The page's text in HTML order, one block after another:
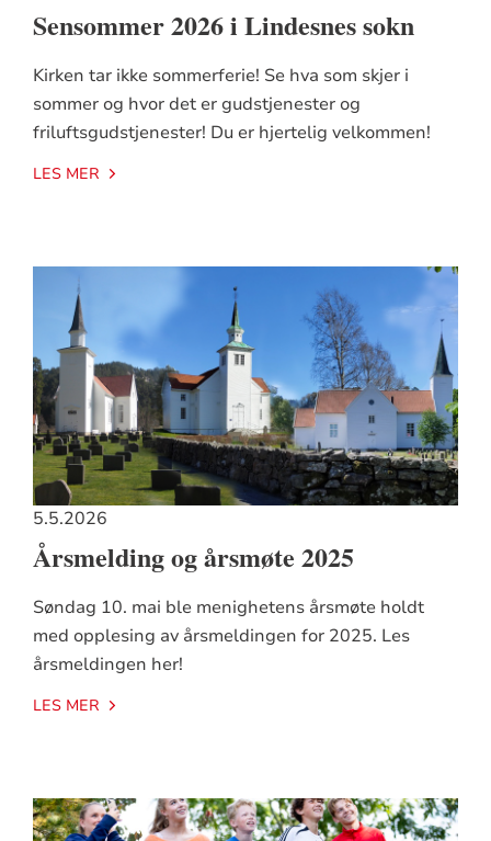
Sensommer 2026 i Lindesnes sokn
Kirken tar ikke sommerferie! Se hva som skjer i
sommer og hvor det er gudstjenester og
friluftsgudstjenester! Du er hjertelig velkommen!
LES MER
5.5.2026
Årsmelding og årsmøte 2025
Søndag 10. mai ble menighetens årsmøte holdt
med opplesing av årsmeldingen for 2025. Les
årsmeldingen her!
LES MER